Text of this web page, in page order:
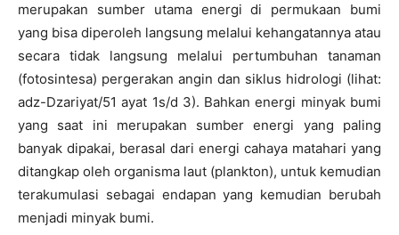
merupakan sumber utama energi di permukaan bumi
yang bisa diperoleh langsung melalui kehangatannya atau
secara tidak langsung melalui pertumbuhan tanaman
(fotosintesa) pergerakan angin dan siklus hidrologi (lihat:
adz-Dzariyat/51 ayat 1s/d 3). Bahkan energi minyak bumi
yang saat ini merupakan sumber energi yang paling
banyak dipakai, berasal dari energi cahaya matahari yang
ditangkap oleh organisma laut (plankton), untuk kemudian
terakumulasi sebagai endapan yang kemudian berubah
menjadi minyak bumi.